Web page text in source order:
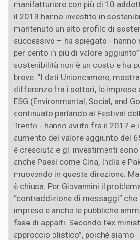
manifatturiere con più di 10
il 2018 hanno investito in
mantenuto un alto profilo di
successivo – ha spiegato - hanno
per cento in più di valore
sostenibilità non è un costo e ha
breve. “I dati Unioncamere,
differenze fra i settori, le imprese
ESG (Environmental, Social, and
continuato parlando al Festival
Trento - hanno avuto fra il 2017 e
aumento del valore aggiunto del
è cresciuta e gli investimenti sono
anche Paesi come Cina, India e
muovendo in questa direzione.
è chiusa. Per Giovannini il
“contraddizione di messaggi”
imprese e anche le pubbliche
fase di appalti. Secondo l’ex
approccio olistico”, poiché siamo